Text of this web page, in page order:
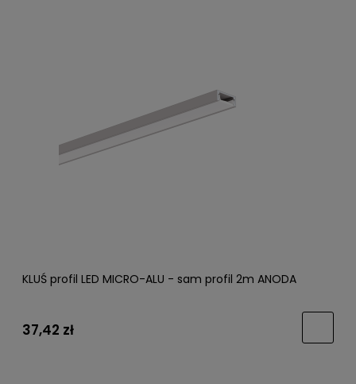
KLUŚ profil LED MICRO-ALU - sam profil 2m ANODA
37,42 zł